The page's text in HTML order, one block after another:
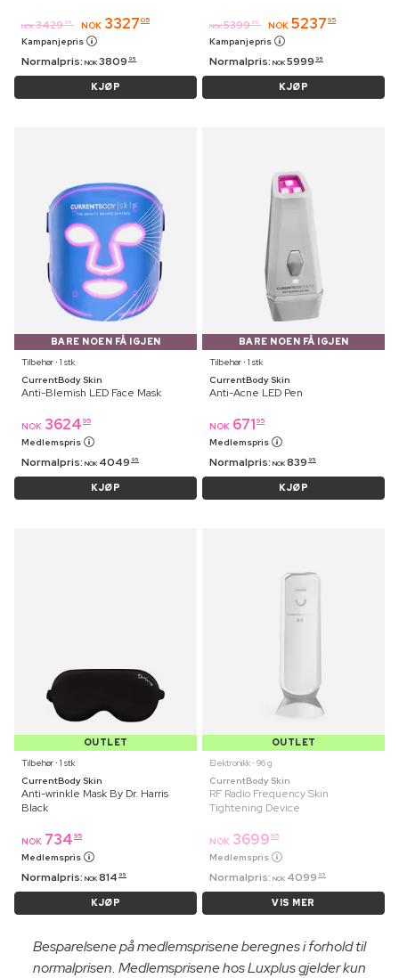
NOK 3429 95 NOK 3327 05
Kampanjepris
Normalpris: NOK 3809 95
KJØP
NOK 5399 95 NOK 5237 95
Kampanjepris
Normalpris: NOK 5999 95
KJØP
BARE NOEN FÅ IGJEN
Tilbehør ⋅ 1 stk
CurrentBody Skin
Anti-Blemish LED Face Mask
NOK 3624 95
Medlemspris
Normalpris: NOK 4049 95
KJØP
BARE NOEN FÅ IGJEN
Tilbehør ⋅ 1 stk
CurrentBody Skin
Anti-Acne LED Pen
NOK 671 95
Medlemspris
Normalpris: NOK 839 95
KJØP
OUTLET
Tilbehør ⋅ 1 stk
CurrentBody Skin
Anti-wrinkle Mask By Dr. Harris
Black
NOK 734 95
Medlemspris
Normalpris: NOK 814 95
KJØP
OUTLET
Elektronikk ⋅ 96 g
CurrentBody Skin
RF Radio Frequency Skin
Tightening Device
NOK 3699 95
Medlemspris
Normalpris: NOK 4099 95
VIS MER
Besparelsene på medlemsprisene beregnes i forhold til
normalprisen. Medlemsprisene hos Luxplus gjelder kun